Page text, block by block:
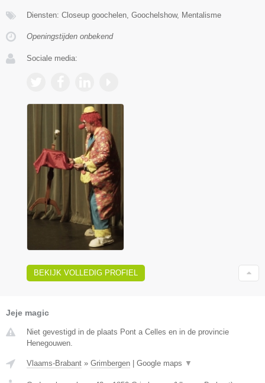
Diensten: Closeup goochelen, Goochelshow, Mentalisme
Openingstijden onbekend
Sociale media:
BEKIJK VOLLEDIG PROFIEL
Jeje magic
Niet gevestigd in de plaats Pont a Celles en in de provincie
Henegouwen.
Vlaams-Brabant » Grimbergen Google maps ▼